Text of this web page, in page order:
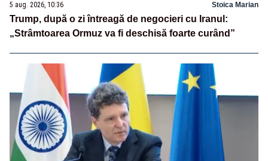
5 aug. 2026, 10:36 Stoica Marian
Trump, după o zi întreagă de negocieri cu Iranul:
„Strâmtoarea Ormuz va fi deschisă foarte curând”